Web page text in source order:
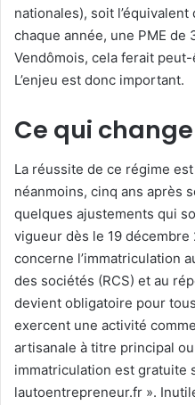
nationales), soit l’équivalent
chaque année, une PME de
Vendômois, cela ferait
L’enjeu est donc important.
Ce qui change
La réussite de ce régime
néanmoins, cinq ans après
quelques ajustements qui
vigueur dès le 19 décembre
concerne l’immatriculation
des sociétés (RCS) et au
devient obligatoire pour
exercent une activité
artisanale à titre principal
immatriculation est gratuite
lautoentrepreneur.fr ».